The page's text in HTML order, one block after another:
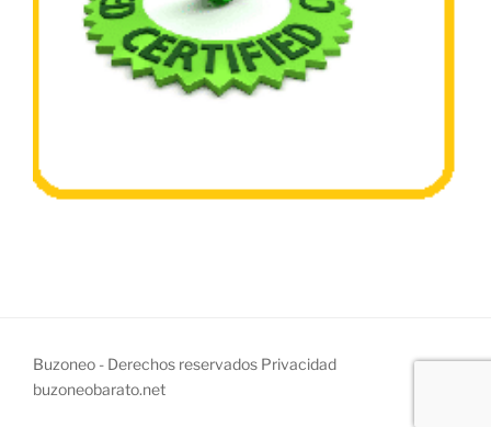
Buzoneo - Derechos reservados Privacidad
buzoneobarato.net